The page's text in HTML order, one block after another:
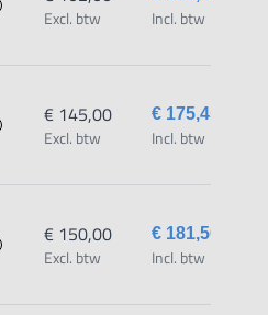
Incl. btw
Excl. btw
€ 175,45
Incl. btw
€ 145,00
Excl. btw
€ 181,50
Incl. btw
€ 150,00
Excl. btw